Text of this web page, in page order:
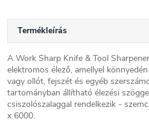
Termékleírás
A Work Sharp Knife & Tool
elektromos élező, amellyel
vagy ollót, fejszét és egyéb
tartományban állítható élezési
csiszolószalaggal rendelkezik -
x 6000.